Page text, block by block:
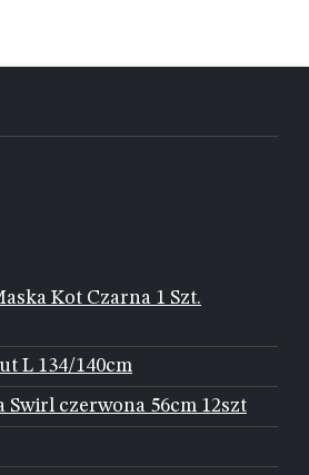
Kot Czarna 1 Szt.
L 134/140cm
Swirl czerwona 56cm 12szt